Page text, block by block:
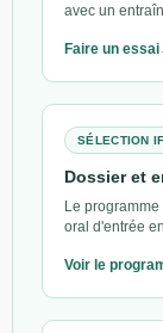
avec un
Faire un essai
SÉLECTION
Dossier et
Le
oral d'entrée
Voir le